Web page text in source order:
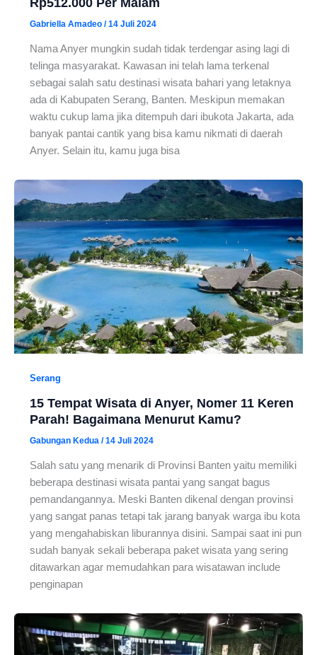
Gabriella Amadeo /14 Juli 2024
Nama Anyer mungkin sudah tidak terdengar asing lagi di
telinga masyarakat. Kawasan ini telah lama terkenal
sebagai salah satu destinasi wisata bahari yang letaknya
ada di Kabupaten Serang, Banten. Meskipun memakan
waktu cukup lama jika ditempuh dari ibukota Jakarta, ada
banyak pantai cantik yang bisa kamu nikmati di daerah
Anyer. Selain itu, kamu juga bisa
Serang
15 Tempat Wisata di Anyer, Nomer 11 Keren
Parah! Bagaimana Menurut Kamu?
Gabungan Kedua /14 Juli 2024
Salah satu yang menarik di Provinsi Banten yaitu memiliki
beberapa destinasi wisata pantai yang sangat bagus
pemandangannya. Meski Banten dikenal dengan provinsi
yang sangat panas tetapi tak jarang banyak warga ibu kota
yang mengahabiskan liburannya disini. Sampai saat ini pun
sudah banyak sekali beberapa paket wisata yang sering
ditawarkan agar memudahkan para wisatawan include
penginapan